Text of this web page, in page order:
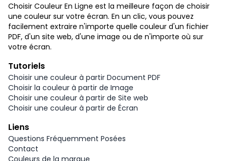
Choisir Couleur En Ligne est la meilleure façon de choisir
une couleur sur votre écran. En un clic, vous pouvez
facilement extraire n'importe quelle couleur d'un fichier
PDF, d'un site web, d'une image ou de n'importe où sur
votre écran.
Tutoriels
Choisir une couleur à partir Document PDF
Choisir la couleur à partir de Image
Choisir une couleur à partir de Site web
Choisir une couleur à partir de Écran
Liens
Questions Fréquemment Posées
Contact
Couleurs de la marque